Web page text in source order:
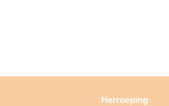
Herroeping